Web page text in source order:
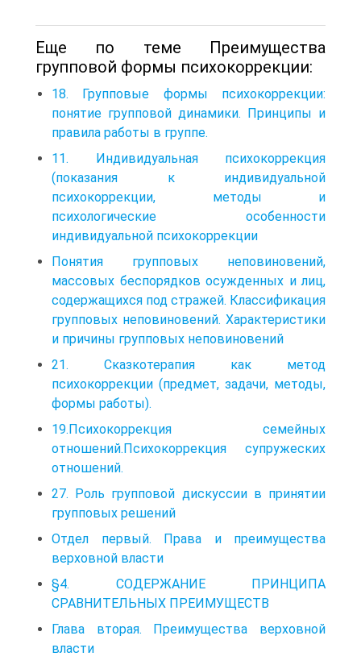
Еще по теме Преимущества
групповой формы психокоррекции:
18. Групповые формы психокоррекции:
понятие групповой динамики. Принципы и
правила работы в группе.
11. Индивидуальная психокоррекция
(показания к индивидуальной
психокоррекции, методы и
психологические особенности
индивидуальной психокоррекции
Понятия групповых неповиновений,
массовых беспорядков осужденных и лиц,
содержащихся под стражей. Классификация
групповых неповиновений. Характеристики
и причины групповых неповиновений
21. Сказкотерапия как метод
психокоррекции (предмет, задачи, методы,
формы работы).
19.Психокоррекция семейных
отношений.Психокоррекция супружеских
отношений.
27. Роль групповой дискуссии в принятии
групповых решений
Отдел первый. Права и преимущества
верховной власти
§4. СОДЕРЖАНИЕ ПРИНЦИПА
СРАВНИТЕЛЬНЫХ ПРЕИМУЩЕСТВ
Глава вторая. Преимущества верховной
власти